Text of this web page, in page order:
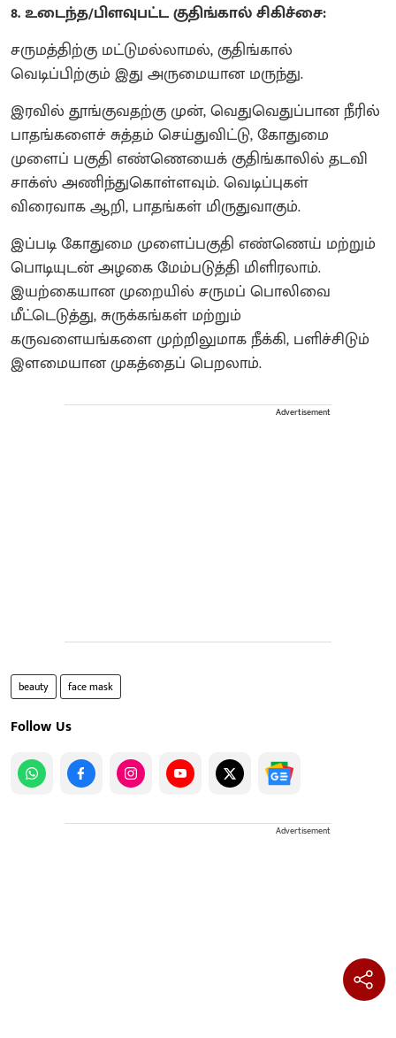
8. உடைந்த/பிளவுபட்ட குதிங்கால் சிகிச்சை:
சருமத்திற்கு மட்டுமல்லாமல், குதிங்கால்
வெடிப்பிற்கும் இது அருமையான மருந்து.
இரவில் தூங்குவதற்கு முன், வெதுவெதுப்பான நீரில்
பாதங்களைச் சுத்தம் செய்துவிட்டு, கோதுமை
முளைப் பகுதி எண்ணெயைக் குதிங்காலில் தடவி
சாக்ஸ் அணிந்துகொள்ளவும். வெடிப்புகள்
விரைவாக ஆறி, பாதங்கள் மிருதுவாகும்.
இப்படி கோதுமை முளைப்பகுதி எண்ணெய் மற்றும்
பொடியுடன் அழகை மேம்படுத்தி மிளிரலாம்.
இயற்கையான முறையில் சருமப் பொலிவை
மீட்டெடுத்து, சுருக்கங்கள் மற்றும்
கருவளையங்களை முற்றிலுமாக நீக்கி, பளிச்சிடும்
இளமையான முகத்தைப் பெறலாம்.
Advertisement
beauty face mask
Follow Us
Advertisement